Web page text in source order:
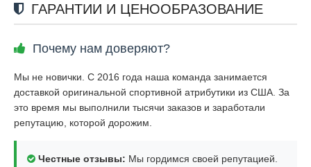
ГАРАНТИИ И ЦЕНООБРАЗОВАНИЕ
Почему нам доверяют?
Мы не новички. С 2016 года наша команда занимается
доставкой оригинальной спортивной атрибутики из США. За
это время мы выполнили тысячи заказов и заработали
репутацию, которой дорожим.
Честные отзывы: Мы гордимся своей репутацией.